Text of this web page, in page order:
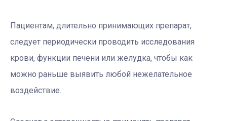
Пациентам, длительно принимающих препарат,
следует периодически проводить исследования
крови, функции печени или желудка, чтобы как
можно раньше выявить любой нежелательное
воздействие.